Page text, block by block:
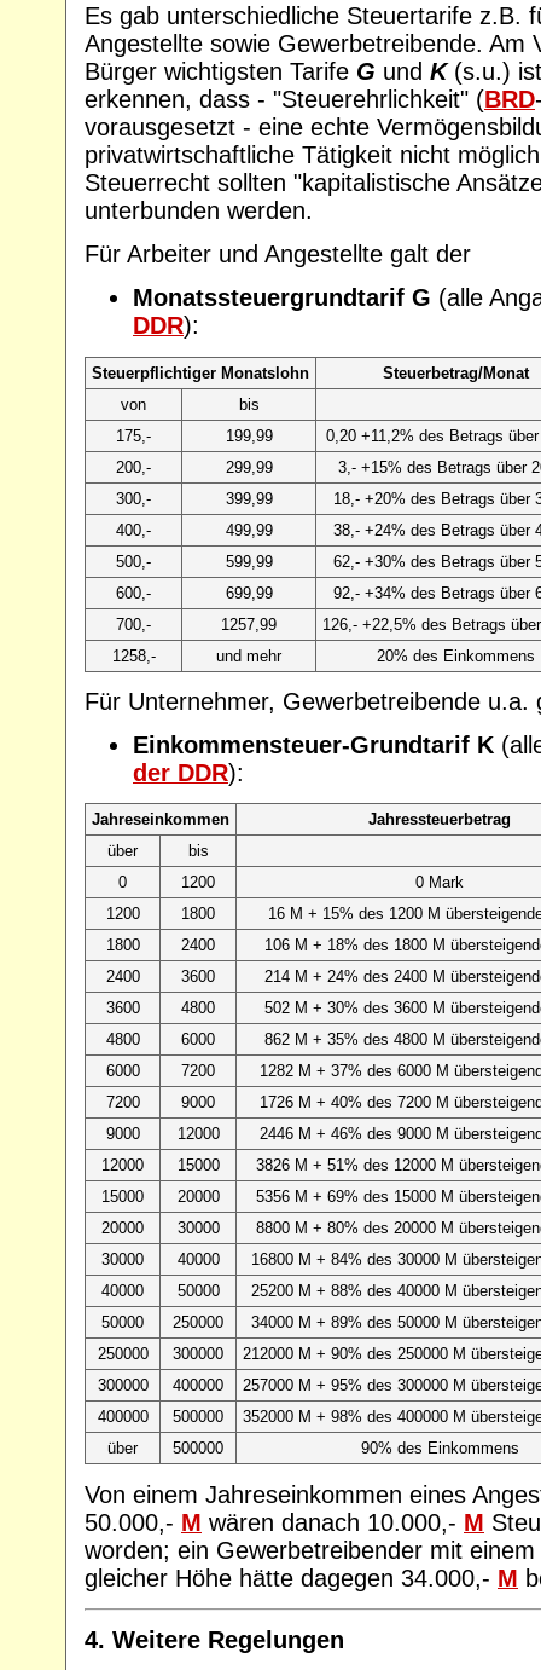
Es gab unterschiedliche Steuertarife z.B.
Angestellte sowie Gewerbetreibende. Am
Bürger wichtigsten Tarife G und K(s.u.)
erkennen, dass - "Steuerehrlichkeit" (BRD
vorausgesetzt - eine echte
privatwirtschaftliche Tätigkeit nicht
Steuerrecht sollten "kapitalistische
unterbunden werden.
Für Arbeiter und Angestellte galt der
Monatssteuergrundtarif G (alle
DDR):
Steuerpflichtiger Monatslohn
Steuerbetrag/Monat
von
bis
175,-
199,99
0,20 +11,2% des Betrags
200,-
299,99
3,- +15% des Betrags über
300,-
399,99
18,- +20% des Betrags über
400,-
499,99
38,- +24% des Betrags über
500,-
599,99
62,- +30% des Betrags über
600,-
699,99
92,- +34% des Betrags über
700,-
1257,99
126,- +22,5% des Betrags
1258,-
und mehr 20% des Einkommens
Für Unternehmer, Gewerbetreibende u.a.
Einkommensteuer-Grundtarif K
der DDR):
Jahreseinkommen
Jahressteuerbetrag
über
bis
0
1200
0 Mark
1200
1800
16 M + 15% des 1200 M
1800
2400
106 M + 18% des 1800 M
2400
3600
214 M + 24% des 2400 M
3600
4800
502 M + 30% des 3600 M
4800
6000
862 M + 35% des 4800 M
6000
7200
1282 M + 37% des 6000 M
7200
9000
1726 M + 40% des 7200 M
9000
12000
2446 M + 46% des 9000 M
12000
15000
3826 M + 51% des 12000 M
15000
20000
5356 M + 69% des 15000 M
20000
30000
8800 M + 80% des 20000 M
30000
40000
16800 M + 84% des 30000 M
40000
50000
25200 M + 88% des 40000 M
50000
250000
34000 M + 89% des 50000 M
250000
300000
212000 M + 90% des 250000 M
300000
400000
257000 M + 95% des 300000 M
400000
500000
352000 M + 98% des 400000 M
über
500000 90% des Einkommens
Von einem Jahreseinkommen eines
50.000,- M wären danach 10.000,- M
worden; ein Gewerbetreibender mit
gleicher Höhe hätte dagegen 34.000,- M
4. Weitere Regelungen